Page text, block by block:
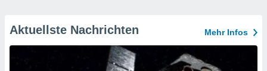
Aktuellste Nachrichten Mehr Infos